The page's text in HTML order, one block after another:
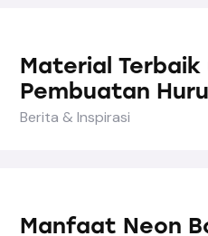
Material
Pembuatan
Berita & Inspirasi
Manfaat Neon